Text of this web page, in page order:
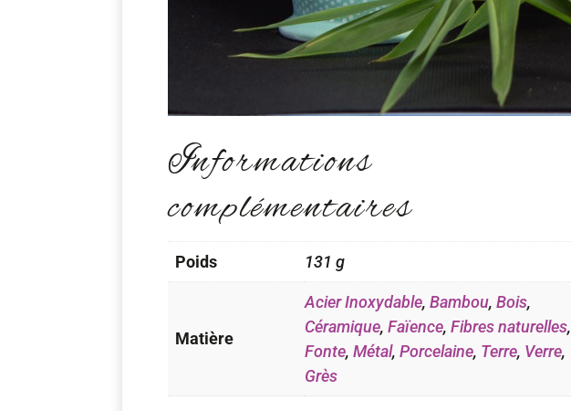
Informations
complémentaires
Poids 131 g
Matière
Acier Inoxydable,Bambou,Bois,
Céramique,Faïence,Fibres naturelles,
Fonte,Métal,Porcelaine, Terre, Verre,
Grès